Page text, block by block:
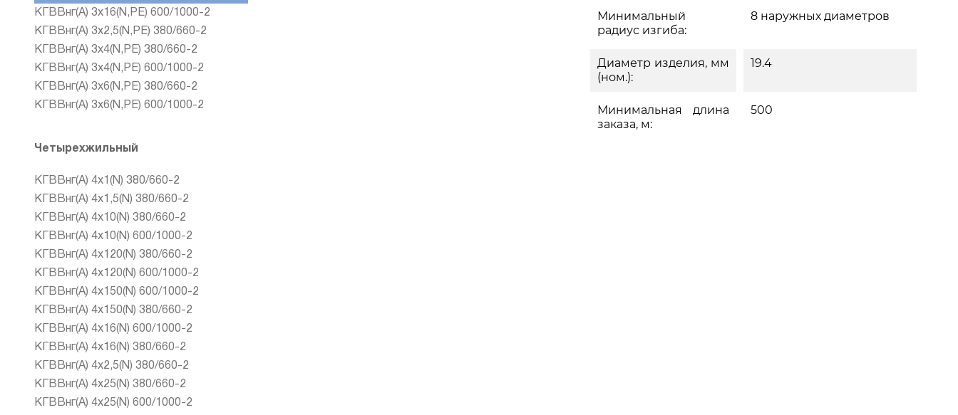
КГВВнг(А) 3x16(N,PE) 600/1000-2
КГВВнг(А) 3x2,5(N,PE) 380/660-2
КГВВнг(А) 3x4(N,PE) 380/660-2
КГВВнг(А) 3x4(N,PE) 600/1000-2
КГВВнг(А) 3x6(N,PE) 380/660-2
КГВВнг(А) 3x6(N,PE) 600/1000-2
Четырехжильный
КГВВнг(А) 4x1(N) 380/660-2
КГВВнг(А) 4x1,5(N) 380/660-2
КГВВнг(А) 4x10(N) 380/660-2
КГВВнг(А) 4x10(N) 600/1000-2
КГВВнг(А) 4x120(N) 380/660-2
КГВВнг(А) 4x120(N) 600/1000-2
КГВВнг(А) 4x150(N) 600/1000-2
КГВВнг(А) 4х150(N) 380/660-2
КГВВнг(А) 4х16(N) 600/1000-2
КГВВнг(А) 4х16(N) 380/660-2
КГВВнг(А) 4х2,5(N) 380/660-2
КГВВнг(А) 4x25(N) 380/660-2
КГВВнг(А) 4x25(N) 600/1000-2
Минимальный
радиус изгиба:
8 наружных диаметров
Диаметр изделия, мм
(ном.):
19.4
Минимальная длина
заказа, м:
500